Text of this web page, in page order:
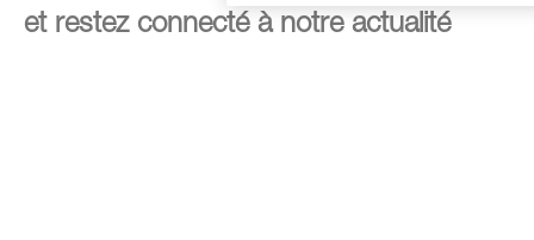
et restez connecté à notre actualité